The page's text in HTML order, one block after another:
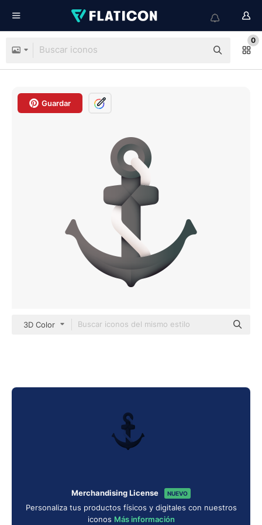
0
Guardar
3D Color
Merchandising License NUEVO
Personaliza tus productos físicos y digitales con nuestros
iconos Más información